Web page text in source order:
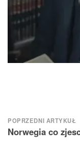
Nawigacja
wpisu
POPRZEDNI ARTYKUŁ
Norwegia co